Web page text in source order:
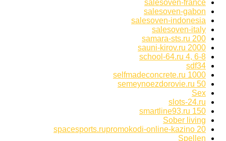
salesoven-france
salesoven-gabon
salesoven-indonesia
salesoven-italy
samara-sts.ru 200
sauni-kirov.ru 2000
school-64.ru 4, 6-8
sdf34
selfmadeconcrete.ru 1000
semeynoezdorovie.ru 50
Sex
slots-24.ru
smartline93.ru 150
Sober living
spacesports.rupromokodi-online-kazino 20
Spellen